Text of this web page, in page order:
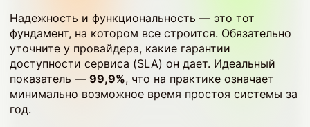
Надежность и функциональность — это тот
фундамент, на котором все строится. Обязательно
уточните у провайдера, какие гарантии
доступности сервиса (SLA) он дает. Идеальный
показатель — 99,9%, что на практике означает
минимально возможное время простоя системы за
год.